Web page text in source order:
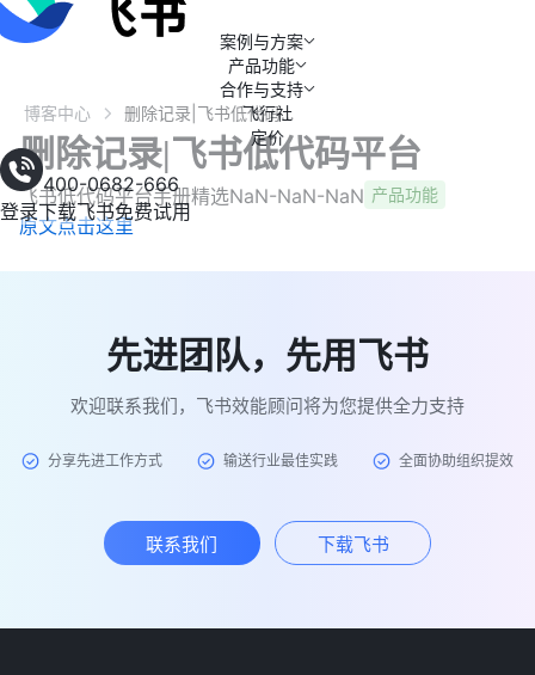
案例与方案
产品功能
合作与支持
飞行社
定价
400-0682-666
登录下载飞书免费试用
博客中心 删除记录|飞书低代码平台
删除记录|飞书低代码平台
飞书低代码平台手册精选NaN-NaN-NaN 产品功能
原文点击这里
先进团队，先用飞书
欢迎联系我们，飞书效能顾问将为您提供全力支持
分享先进工作方式 输送行业最佳实践 全面协助组织提效
联系我们 下载飞书